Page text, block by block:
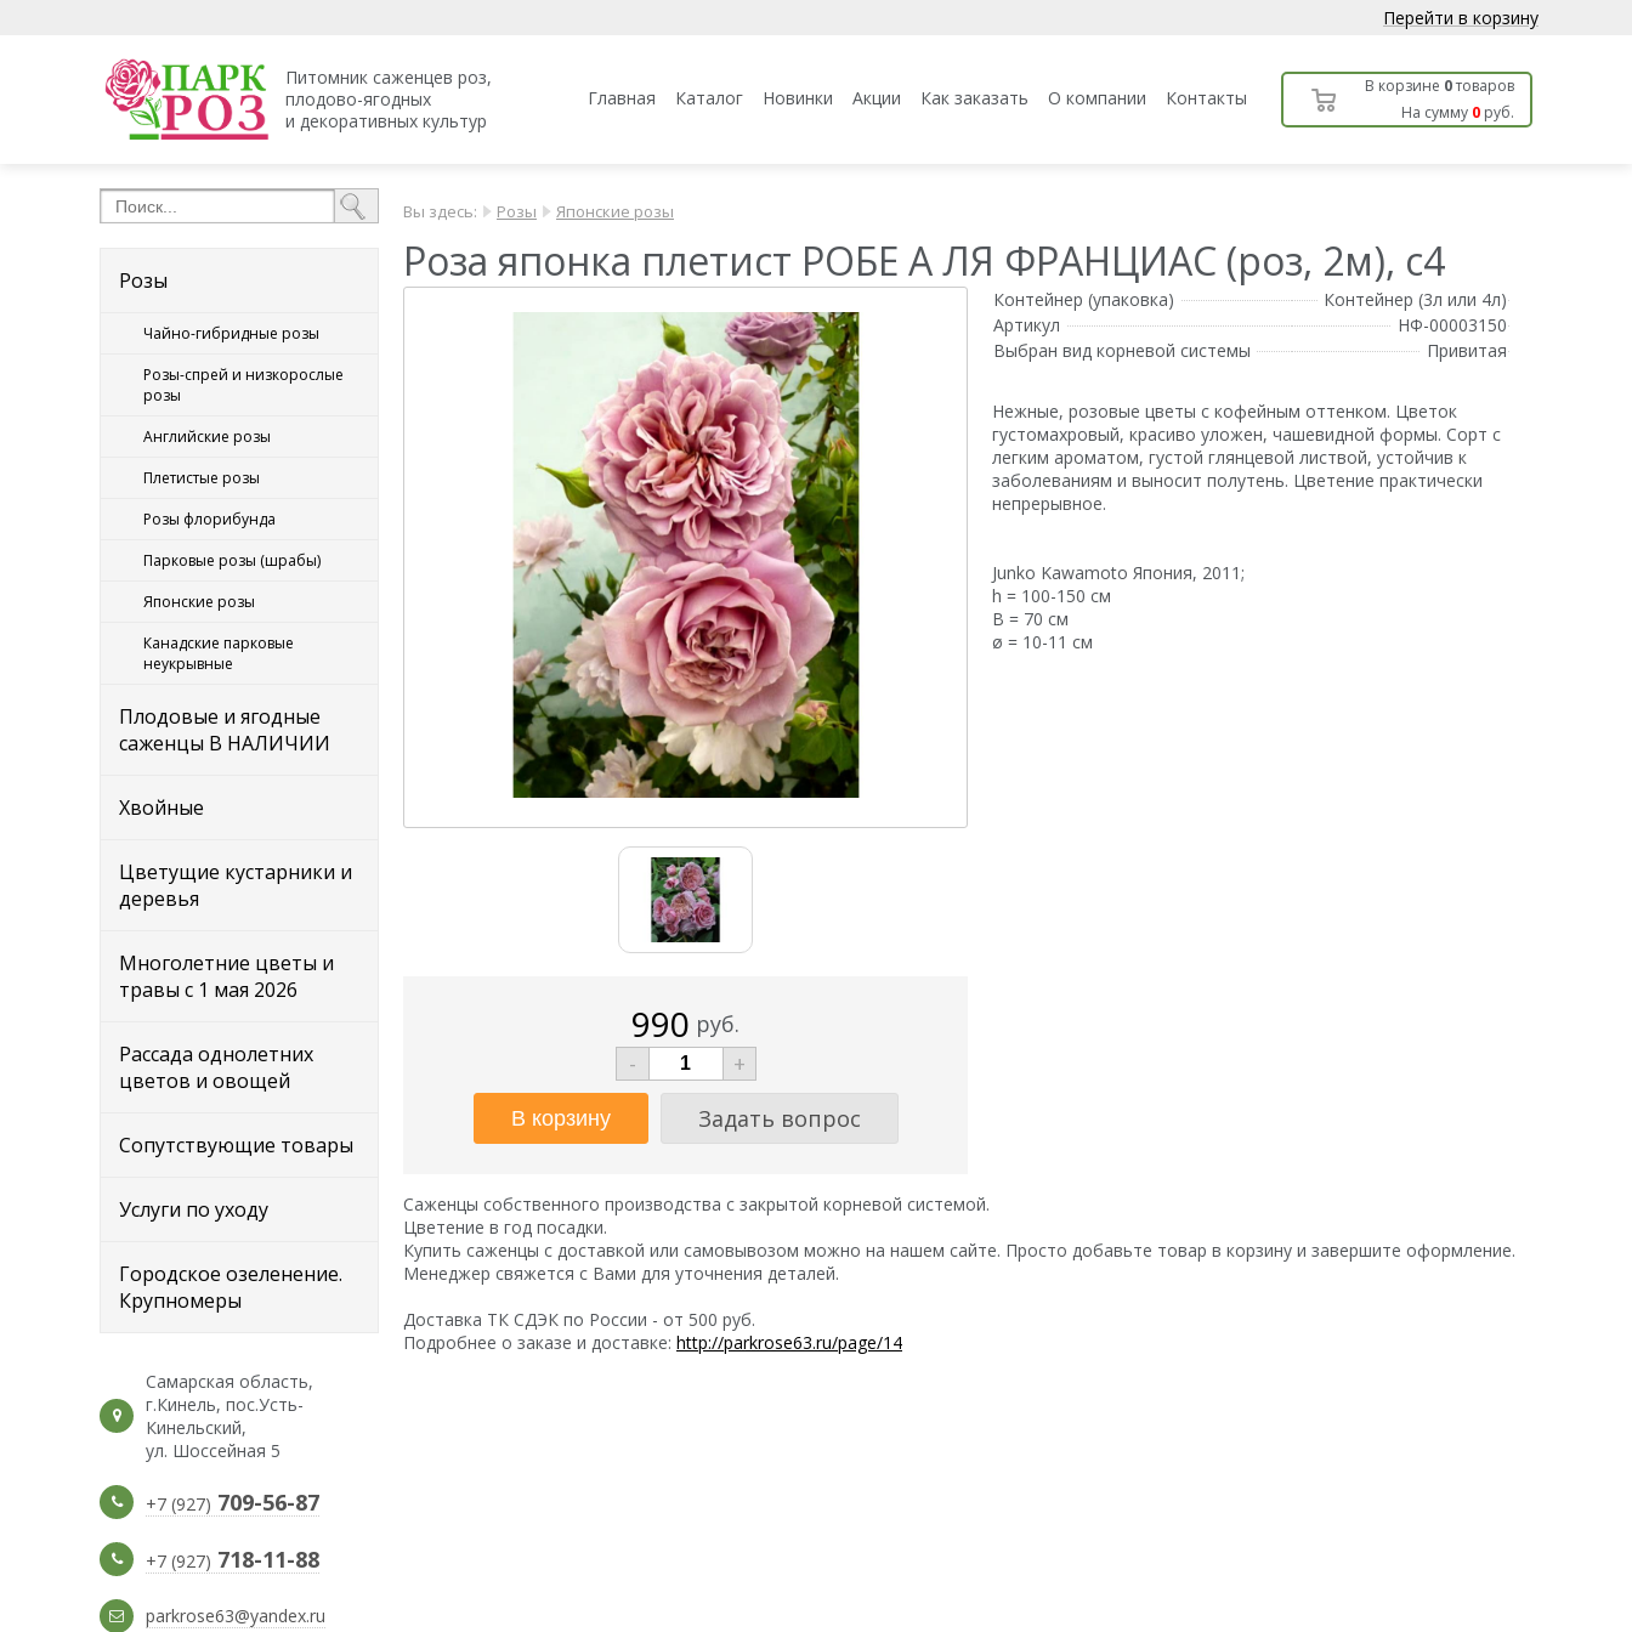
Перейти в корзину
Питомник саженцев роз,
плодово-ягодных
и декоративных культур
Главная Каталог Новинки Акции Как заказать О компании Контакты В корзине 0товаров
На сумму 0 руб.
Розы
Чайно-гибридные розы
Розы-спрей и низкорослые
розы
Английские розы
Плетистые розы
Розы флорибунда
Парковые розы (шрабы)
Японские розы
Канадские парковые
неукрывные
Плодовые и ягодные
саженцы В НАЛИЧИИ
Хвойные
Цветущие кустарники и
деревья
Многолетние цветы и
травы с 1 мая 2026
Рассада однолетних
цветов и овощей
Сопутствующие товары
Услуги по уходу
Городское озеленение.
Крупномеры
Самарская область,
г.Кинель, пос.Усть-
Кинельский,
ул. Шоссейная 5
+7 (927) 709-56-87
+7 (927) 718-11-88
parkrose63@yandex.ru
Вы здесь: Розы Японские розы
Роза японка плетист РОБЕ А ЛЯ ФРАНЦИАС (роз, 2м), с4
990 руб.
-
+
Задать вопрос
Контейнер (упаковка)
Контейнер (3л или 4л)
Артикул
НФ-00003150
Выбран вид корневой системы
Привитая
Нежные, розовые цветы с кофейным оттенком. Цветок
густомахровый, красиво уложен, чашевидной формы. Сорт с
легким ароматом, густой глянцевой листвой, устойчив к
заболеваниям и выносит полутень. Цветение практически
непрерывное.
Junko Kawamoto Япония, 2011;
h = 100-150 см
В = 70 см
ø = 10-11 см
Саженцы собственного производства с закрытой корневой системой.
Цветение в год посадки.
Купить саженцы с доставкой или самовывозом можно на нашем сайте. Просто добавьте товар в корзину и завершите оформление.
Менеджер свяжется с Вами для уточнения деталей.
Доставка ТК СДЭК по России - от 500 руб.
Подробнее о заказе и доставке: http://parkrose63.ru/page/14